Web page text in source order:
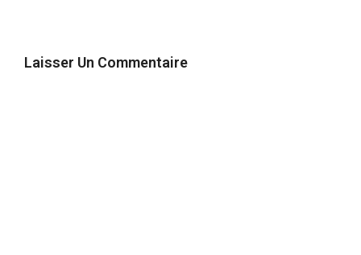
Laisser Un Commentaire